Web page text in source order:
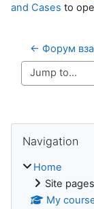
and Cases to
← Форум
Jump to...
Blocks
Navigation
Home
Site pages
My